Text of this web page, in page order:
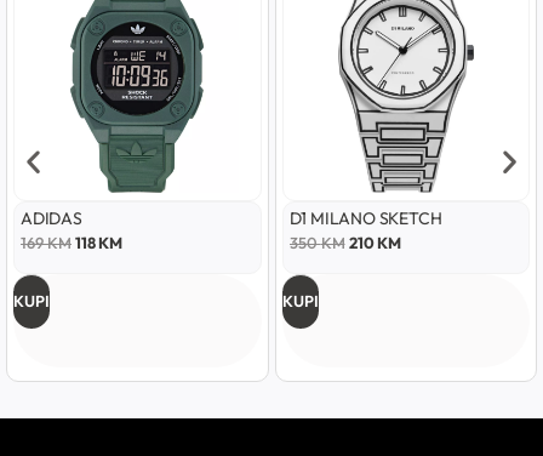
ADIDAS
169KM118KM
KUPI
D1 MILANO SKETCH
350KM 210KM
KUPI